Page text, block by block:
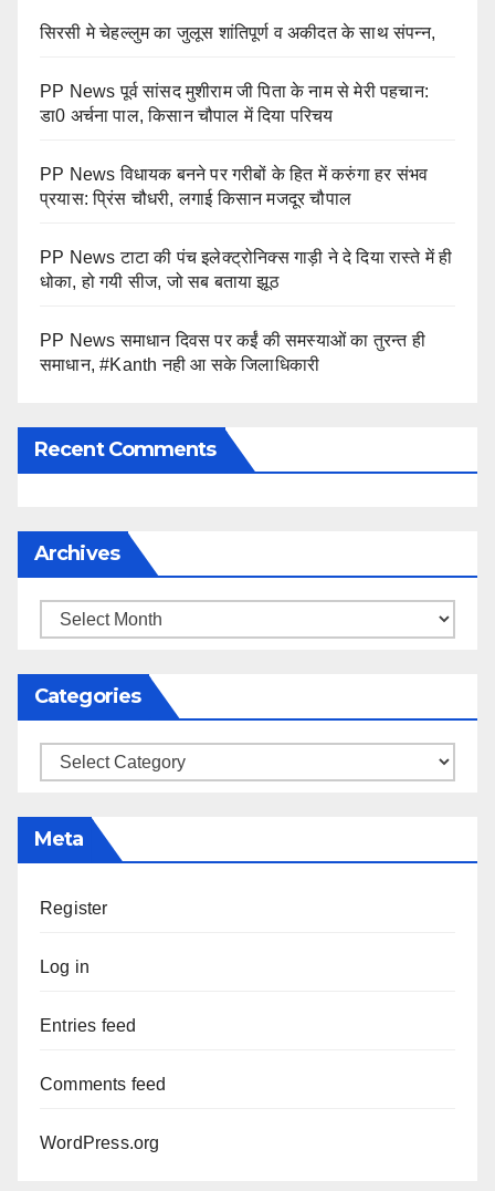
सिरसी मे चेहल्लुम का जुलूस शांतिपूर्ण व अकीदत के साथ संपन्न,
PP News पूर्व सांसद मुशीराम जी पिता के नाम से मेरी पहचान:
डा0 अर्चना पाल, किसान चौपाल में दिया परिचय
PP News विधायक बनने पर गरीबों के हित में करुंगा हर संभव
प्रयास: प्रिंस चौधरी, लगाई किसान मजदूर चौपाल
PP News टाटा की पंच इलेक्ट्रोनिक्स गाड़ी ने दे दिया रास्ते में ही
धोका, हो गयी सीज, जो सब बताया झूठ
PP News समाधान दिवस पर कईं की समस्याओं का तुरन्त ही
समाधान, #Kanth नही आ सके जिलाधिकारी
Recent Comments
Archives
Archives
Categories
Categories
Meta
Register
Log in
Entries feed
Comments feed
WordPress.org